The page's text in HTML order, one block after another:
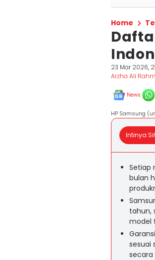
Home
23 Mar 2026,
Arzha Ali
News
HP Samsung
Intinya
Setiap
bulan
tahun,
model
sesuai
secara